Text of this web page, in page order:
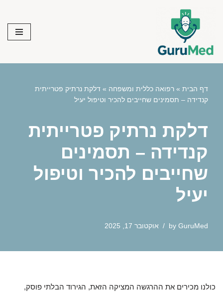
content
דף הבית » רפואה כללית ומשפחה » דלקת נרתיק פטרייתית
קנדידה – תסמינים שחייבים להכיר וטיפול יעיל
דלקת נרתיק פטרייתית
קנדידה – תסמינים
שחייבים להכיר וטיפול
יעיל
by GuruMed אוקטובר 17, 2025
כולנו מכירים את ההרגשה המציקה הזאת, הגירוד הבלתי פוסק,